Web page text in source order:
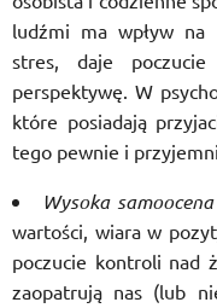
ludźmi ma wpływ na
stres, daje poczucie
perspektywę. W
które posiadają
tego pewnie i
Wysoka
wartości, wiara w
poczucie kontroli nad
zaopatrują nas (lub